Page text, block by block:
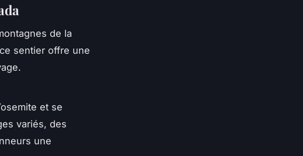
de la
sentier offre une
et se
variés, des
une